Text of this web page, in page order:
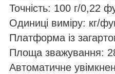
Точність: 100 г/0,22
Одиниці виміру: кг/
Платформа із
Площа зважування:
Автоматичне